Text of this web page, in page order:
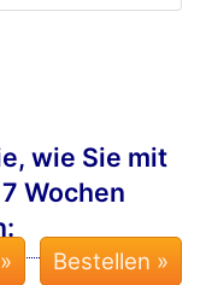
wie Sie mit
Wochen